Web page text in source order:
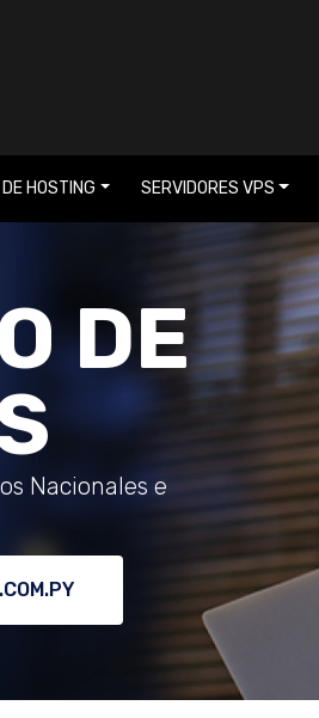
HOSTING SERVIDORES VPS
DE
Nacionales e